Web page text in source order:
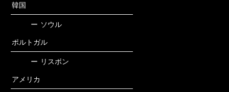
韓国
ー ソウル
ポルトガル
ー リスボン
アメリカ